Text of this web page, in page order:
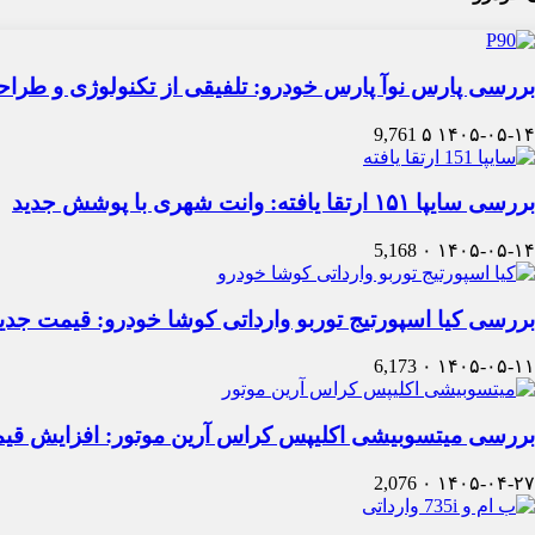
بررسی پارس نوآ پارس خودرو: تلفیقی از تکنولوژی و
۱۴۰۵-۰۵-۱۴ ۵ 9,761
بررسی سایپا ۱۵۱ ارتقا یافته: وانت شهری با پوشش جدید
۱۴۰۵-۰۵-۱۴ ۰ 5,168
بررسی کیا اسپورتیج توربو وارداتی کوشا خودرو: قیمت
۱۴۰۵-۰۵-۱۱ ۰ 6,173
بررسی میتسوبیشی اکلیپس کراس آرین موتور: افزایش
۱۴۰۵-۰۴-۲۷ ۰ 2,076